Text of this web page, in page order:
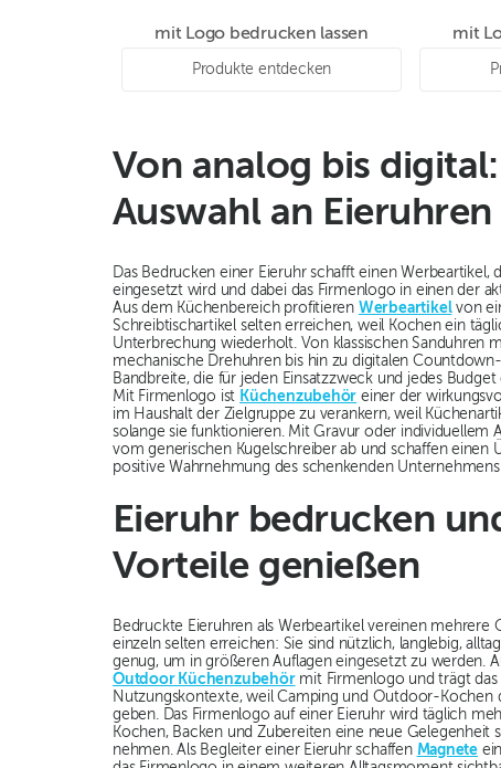
mit Logo bedrucken lassen
Produkte entdecken
mit
Von analog bis
Auswahl an
Das Bedrucken einer Eieruhr schafft einen Werbeartikel,
eingesetzt wird und dabei das Firmenlogo in einen der
Aus dem Küchenbereich profitieren Werbeartikelvon
Schreibtischartikel selten erreichen, weil Kochen ein
Unterbrechung wiederholt. Von klassischen Sanduhren
mechanische Drehuhren bis hin zu digitalen
Bandbreite, die für jeden Einsatzzweck und jedes
Mit Firmenlogo ist Küchenzubehör einer der
im Haushalt der Zielgruppe zu verankern, weil
solange sie funktionieren. Mit Gravur oder individuellem
vom generischen Kugelschreiber ab und schaffen einen
positive Wahrnehmung des schenkenden Unternehmens
Eieruhr bedrucken
Vorteile genießen
Bedruckte Eieruhren als Werbeartikel vereinen mehrere
einzeln selten erreichen: Sie sind nützlich, langlebig,
genug, um in größeren Auflagen eingesetzt zu werden.
Outdoor Küchenzubehörmit Firmenlogo und trägt das
Nutzungskontexte, weil Camping und Outdoor-Kochen
geben. Das Firmenlogo auf einer Eieruhr wird täglich
Kochen, Backen und Zubereiten eine neue Gelegenheit
nehmen. Als Begleiter einer Eieruhr schaffen Magnete